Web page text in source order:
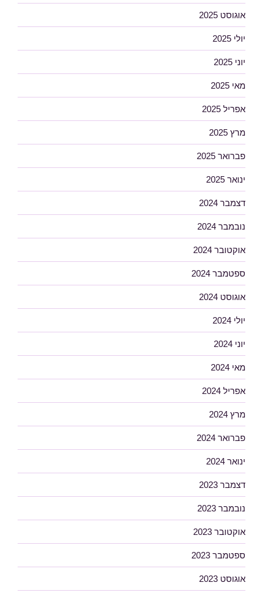
אוגוסט 2025
יולי 2025
יוני 2025
מאי 2025
אפריל 2025
מרץ 2025
פברואר 2025
ינואר 2025
דצמבר 2024
נובמבר 2024
אוקטובר 2024
ספטמבר 2024
אוגוסט 2024
יולי 2024
יוני 2024
מאי 2024
אפריל 2024
מרץ 2024
פברואר 2024
ינואר 2024
דצמבר 2023
נובמבר 2023
אוקטובר 2023
ספטמבר 2023
אוגוסט 2023